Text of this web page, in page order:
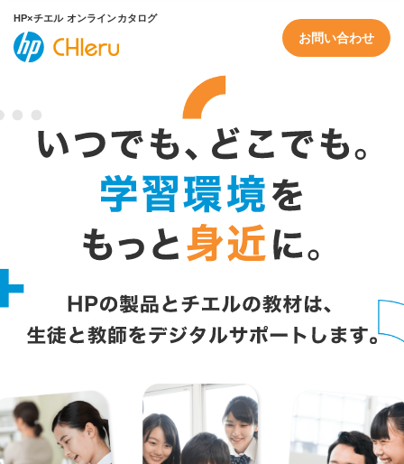
HP×チエル オンラインカタログ
お問い合わせ